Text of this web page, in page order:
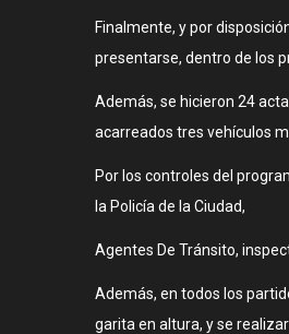
Finalmente, y por
presentarse, dentro de los
Además, se hicieron 24
acarreados tres vehículos
Por los controles del
la Policía de la Ciudad,
Agentes De Tránsito,
Además, en todos los
garita en altura, y se